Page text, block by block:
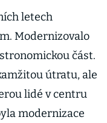
letech
Modernizovalo
část.
útratu, ale
lidé v centru
modernizace